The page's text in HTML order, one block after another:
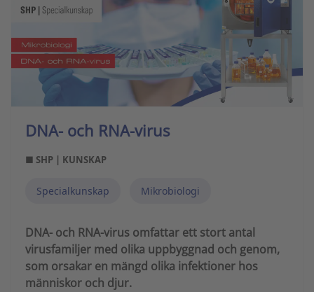
DNA- och RNA-virus
■ SHP | KUNSKAP
Specialkunskap Mikrobiologi
DNA- och RNA-virus omfattar ett stort antal
virusfamiljer med olika uppbyggnad och genom,
som orsakar en mängd olika infektioner hos
människor och djur.